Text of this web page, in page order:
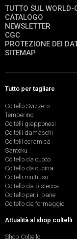
TUTTO SUL WORLD-
CATALOGO
NEWSLETTER
CGC
PROTEZIONE DEI
SITEMAP
Tutto per tagliare
Coltello Svizzero
Temperino
Coltelli giapponesi
Coltelli damaschi
Coltelli ceramica
Santoku
Coltello da cuoco
Coltello da cucina
Coltelli multiuso
Coltello da bistecca
Coltello per il pane
Coltello da formaggio
Attualità al shop coltelli
Shop Coltello